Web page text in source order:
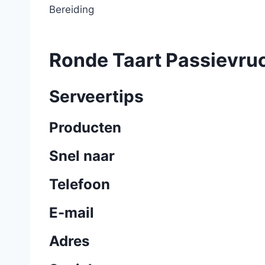
Bereiding
Ronde Taart
Serveertips
Producten
Snel naar
Telefoon
E-mail
Adres